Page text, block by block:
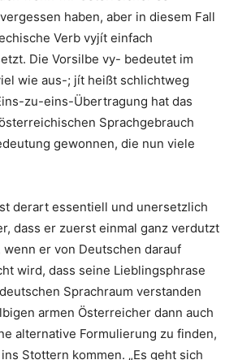
haben, aber in diesem Fall
Verb vyjít einfach
Die Vorsilbe vy- bedeutet im
wie aus-; jít heißt schlichtweg
zu-eins-Übertragung hat das
Sprachgebrauch
gewonnen, die nun viele
derart essentiell und unersetzlich
dass er zuerst einmal ganz verdutzt
er von Deutschen darauf
wird, dass seine Lieblingsphrase
Sprachraum verstanden
armen Österreicher dann auch
alternative Formulierung zu finden,
Stottern kommen. „Es geht sich